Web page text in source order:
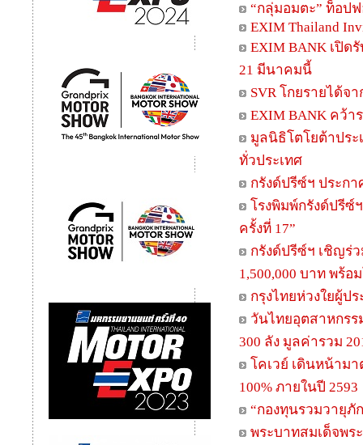
“กลุ่มอมตะ” ท็อป
EXIM Thailand
EXIM BANK เปิด
21 มีนาคมนี้
SVR โกยรายได้จ
EXIM BANK คว้าร
มูลนิธิโตโยต้าประ
ทั่วประเทศ
กรังด์ปรีซ์ฯ ประกา
โรงพิมพ์กรังด์ปรีซ์
ครั้งที่ 17”
กรังด์ปรีซ์ฯ เชิญร่ว
1,500,000 บาท พร้
กรุงไทยห่วงใยผู้ป
วันไทยอุตสาหกร
300 ลัง มูลค่ารวม
โคเวย์ เดินหน้ามา
100% ภายในปี 2593
“กองทุนรวมวายุภั
พระบาทสมเด็จพร